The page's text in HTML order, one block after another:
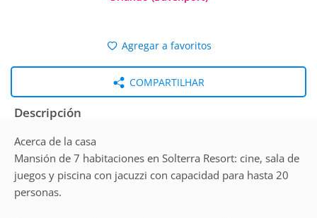
Agregar a favoritos
COMPARTILHAR
Descripción
Acerca de la casa
Mansión de 7 habitaciones en Solterra Resort: cine, sala de
juegos y piscina con jacuzzi con capacidad para hasta 20
personas.